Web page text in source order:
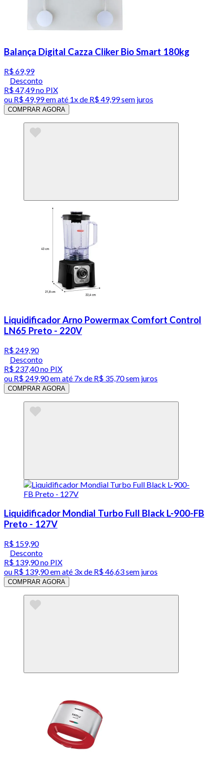
Balança Digital Cazza Cliker Bio Smart 180kg
R$ 69,99
Desconto
R$ 47,49no PIX
ou R$ 49,99em até 1x de R$ 49,99sem juros
COMPRAR AGORA
Liquidificador Arno Powermax Comfort Control
LN65 Preto - 220V
R$ 249,90
Desconto
R$ 237,40no PIX
ou R$ 249,90em até 7x de R$ 35,70 sem juros
COMPRAR AGORA
Liquidificador Mondial Turbo Full Black L-900-FB
Preto - 127V
R$ 159,90
Desconto
R$ 139,90no PIX
ou R$ 139,90em até 3x de R$ 46,63 sem juros
COMPRAR AGORA